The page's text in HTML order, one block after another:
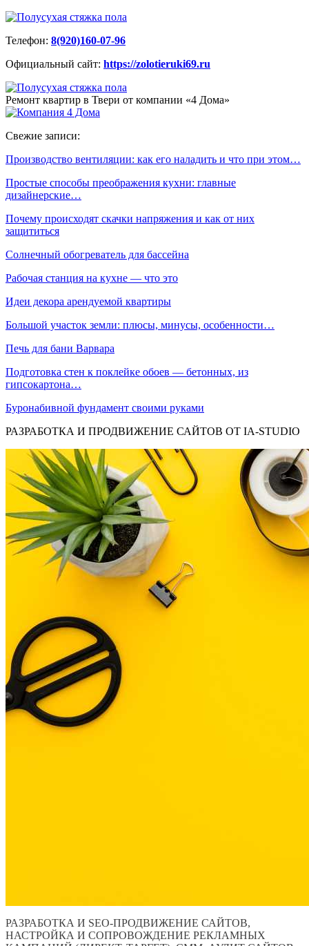
Телефон: 8(920)160-07-96
Официальный сайт: https://zolotieruki69.ru
Ремонт квартир в Твери от компании «4 Дома»
Свежие записи:
Производство вентиляции: как его наладить и что при этом…
Простые способы преображения кухни: главные
дизайнерские…
Почему происходят скачки напряжения и как от них
защититься
Солнечный обогреватель для бассейна
Рабочая станция на кухне — что это
Идеи декора арендуемой квартиры
Большой участок земли: плюсы, минусы, особенности…
Печь для бани Варвара
Подготовка стен к поклейке обоев — бетонных, из
гипсокартона…
Буронабивной фундамент своими руками
РАЗРАБОТКА И ПРОДВИЖЕНИЕ САЙТОВ ОТ IA-STUDIO
РАЗРАБОТКА И SEO-ПРОДВИЖЕНИЕ САЙТОВ,
НАСТРОЙКА И СОПРОВОЖДЕНИЕ РЕКЛАМНЫХ